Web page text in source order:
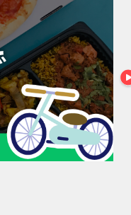
。近所の人や友達が助けて